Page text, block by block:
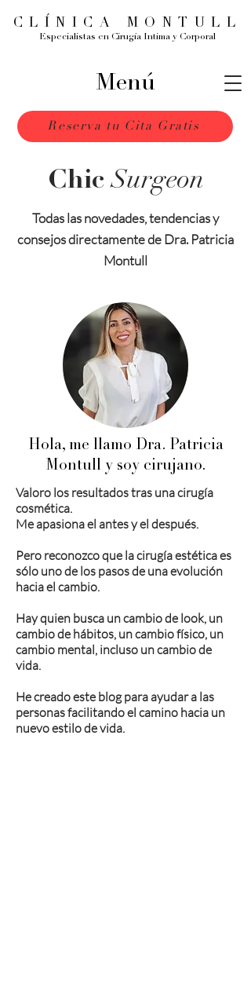
Reserva tu Cita Gratis
CLÍNICA MONTULL
Especialistas en Cirugía Intima y Corporal
Menú
ChicSurgeon
Todas las novedades, tendencias y
consejos directamente de Dra. Patricia
Montull
Hola, me llamo Dra. Patricia
Montull y soy cirujano.
Valoro los resultados tras una cirugía
cosmética.
Me apasiona el antes y el después.
Pero reconozco que la cirugía estética es
sólo uno de los pasos de una evolución
hacia el cambio.
Hay quien busca un cambio de look, un
cambio de hábitos, un cambio físico, un
cambio mental, incluso un cambio de
vida.
He creado este blog para ayudar a las
personas facilitando el camino hacia un
nuevo estilo de vida.